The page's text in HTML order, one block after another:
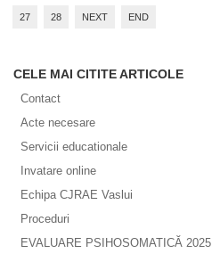
27 28 NEXT END
CELE MAI CITITE ARTICOLE
Contact
Acte necesare
Servicii educationale
Invatare online
Echipa CJRAE Vaslui
Proceduri
EVALUARE PSIHOSOMATICĂ 2025